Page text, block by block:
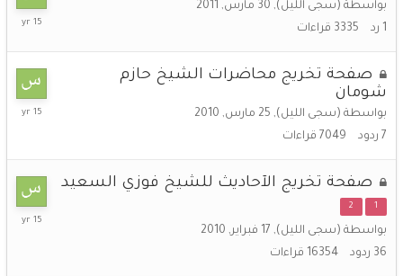
بواسطة (سجى الليل), 30 مارس, 2011
1 رد 3335 قراءات
30
2011
صفحة تخريج محاضرات الشيخ حازم
شومان
بواسطة (سجى الليل), 25 مارس, 2010
7 ردود 7049 قراءات
صفحة تخريج الآحاديث للشيخ فوزي السعيد
1
2
بواسطة (سجى الليل), 17 فبراير, 2010
36 ردود 16354 قراءات
14